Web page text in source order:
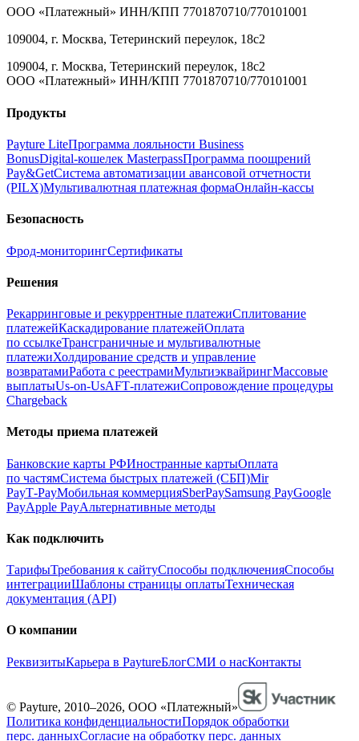
ООО «Платежный» ИНН/КПП 7701870710/770101001
109004, г. Москва, Тетеринский переулок, 18с2
109004, г. Москва, Тетеринский переулок, 18с2
ООО «Платежный» ИНН/КПП 7701870710/770101001
Продукты
Payture LiteПрограмма лояльности Business
BonusDigital‑кошелек MasterpassПрограмма поощрений
Pay&GetСистема автоматизации авансовой отчетности
(PILX)Мультивалютная платежная формаОнлайн‑кассы
Безопасность
Фрод‑мониторингСертификаты
Решения
Рекарринговые и рекуррентные платежиСплитование
платежейКаскадирование платежейОплата
по ссылкеТрансграничные и мультивалютные
платежиХолдирование средств и управление
возвратамиРабота с реестрамиМультиэквайрингМассовые
выплатыUs-on-UsAFT‑платежиСопровождение процедуры
Chargeback
Методы приема платежей
Банковские карты РФИностранные картыОплата
по частямСистема быстрых платежей (СБП)Mir
PayT‑PayМобильная коммерцияSberPaySamsung PayGoogle
PayApple PayАльтернативные методы
Как подключить
ТарифыТребования к сайтуСпособы подключенияСпособы
интеграцииШаблоны страницы оплатыТехническая
документация (API)
О компании
РеквизитыКарьера в PaytureБлогСМИ о насКонтакты
© Payture, 2010–2026, ООО «Платежный»
Политика конфиденциальностиПорядок обработки
перс. данныхСогласие на обработку перс. данных